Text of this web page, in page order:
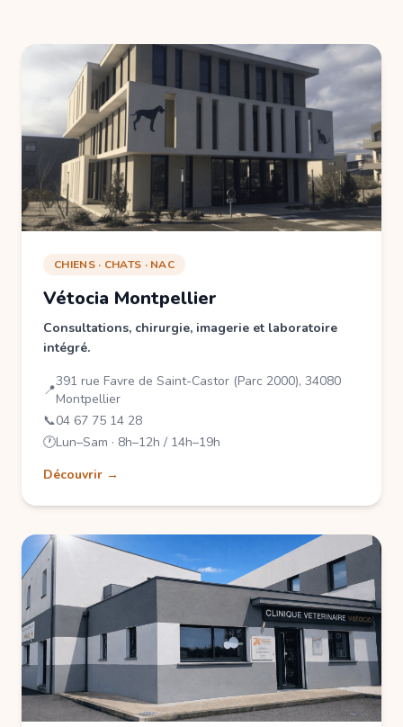
CHIENS · CHATS · NAC
Vétocia Montpellier
Consultations, chirurgie, imagerie et laboratoire
intégré.
📍
391 rue Favre de Saint-Castor (Parc 2000), 34080
Montpellier
📞04 67 75 14 28
🕐Lun–Sam · 8h–12h / 14h–19h
Découvrir →